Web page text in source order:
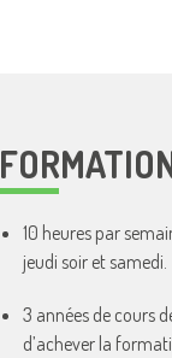
10 heures par
jeudi soir et samedi.
3 années de cours
d’achever la